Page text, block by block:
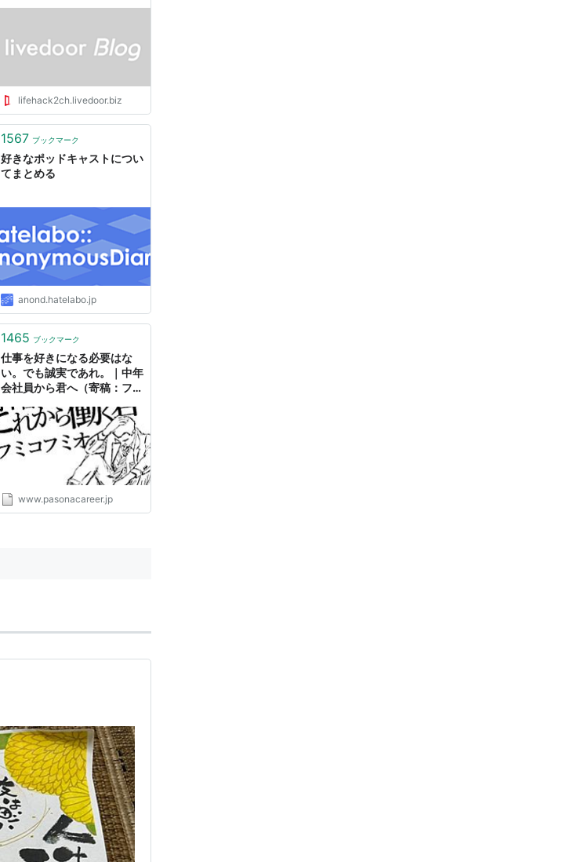
lifehack2ch.livedoor.biz
1567 ブックマーク
好きなポッドキャストについ
てまとめる
anond.hatelabo.jp
1465 ブックマーク
仕事を好きになる必要はな
い。でも誠実であれ。｜中年
会社員から君へ（寄稿：フミ
ソナキャリアの働くコト研究
所～
www.pasonacareer.jp